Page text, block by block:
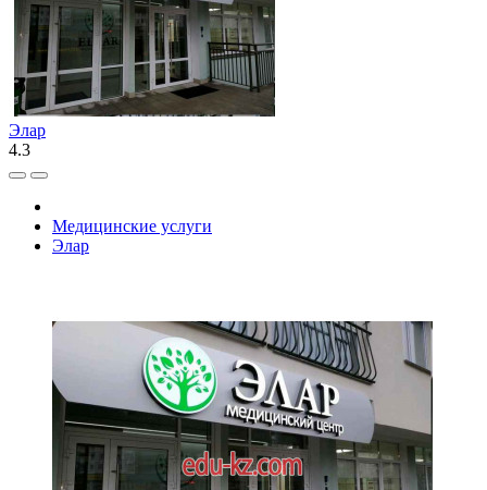
Элар
4.3
Медицинские услуги
Элар